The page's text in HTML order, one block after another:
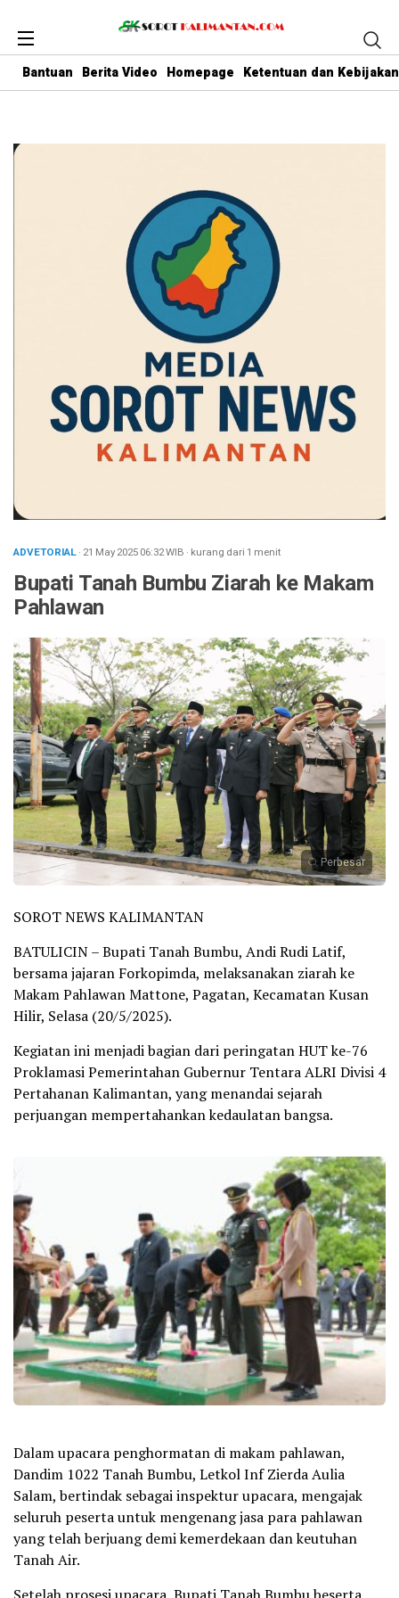
Bantuan Berita Video Homepage Ketentuan dan
ADVETORIAL· 21 May 202506:32WIB · kurang dari 1 menit
Bupati Tanah Bumbu Ziarah ke Makam
Pahlawan
Perbesar
SOROT NEWS KALIMANTAN
BATULICIN – Bupati Tanah Bumbu, Andi Rudi Latif,
bersama jajaran Forkopimda, melaksanakan ziarah ke
Makam Pahlawan Mattone, Pagatan, Kecamatan Kusan
Hilir, Selasa (20/5/2025).
Kegiatan ini menjadi bagian dari peringatan HUT ke-76
Proklamasi Pemerintahan Gubernur Tentara ALRI Divisi 4
Pertahanan Kalimantan, yang menandai sejarah
perjuangan mempertahankan kedaulatan bangsa.
Dalam upacara penghormatan di makam pahlawan,
Dandim 1022 Tanah Bumbu, Letkol Inf Zierda Aulia
Salam, bertindak sebagai inspektur upacara, mengajak
seluruh peserta untuk mengenang jasa para pahlawan
yang telah berjuang demi kemerdekaan dan keutuhan
Tanah Air.